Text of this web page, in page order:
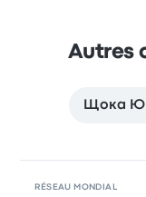
Autres
Щока
RÉSEAU MONDIAL